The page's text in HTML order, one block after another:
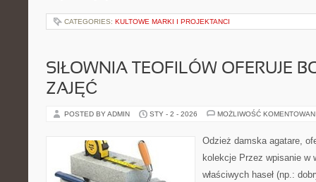
CATEGORIES: KULTOWE MARKI I PROJEKTANCI
SIŁOWNIA TEOFILÓW OFERUJE
ZAJĘĆ
POSTED BY ADMIN STY - 2 - 2026 MOŻLIWOŚĆ
Odzież damska agatare,
kolekcje Przez wpisanie w
właściwych haseł (np.: